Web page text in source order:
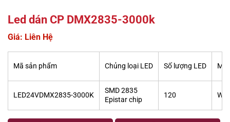
Led dán CP DMX2835-3000k
Giá: Liên Hệ
Mã sản phẩm Chủng loại LED Số lượng LED
LED24VDMX2835-3000K
SMD 2835
Epistar chip
120